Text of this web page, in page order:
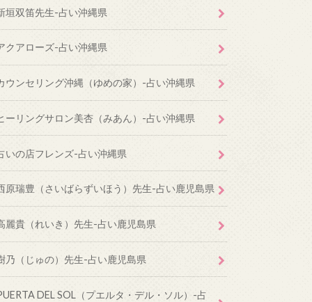
垣双笛先生-占い沖縄県
クアローズ-占い沖縄県
ウンセリング沖縄（ゆめの家）-占い沖縄県
ーリングサロン美杏（みあん）-占い沖縄県
いの店フレンズ-占い沖縄県
原瑞豊（さいばらずいほう）先生-占い鹿児島県
麗貴（れいき）先生-占い鹿児島県
乃（じゅの）先生-占い鹿児島県
DEL SOL（プエルタ・デル・ソル）-占